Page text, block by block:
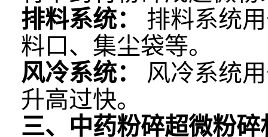
排料系统：
排料系统
料口、集尘袋等。
风冷系统：
风冷系统
升高过快。
三、中药粉碎超微粉